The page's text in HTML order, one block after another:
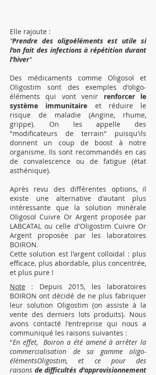
Elle rajoute :
"Prendre des oligoéléments est utile si
l’on fait des infections à répétition durant
l’hiver"
Des médicaments comme Oligosol et
Oligostim sont des exemples d'oligo-
éléments qui vont venir renforcer le
système immunitaire et réduire le
risque de maladie (Angine, rhume,
grippe). On les appelle des
"modificateurs de terrain" puisqu'ils
donnent un coup de boost à notre
organisme. Ils sont recommandés en cas
de convalescence ou de fatigue (état
asthénique).
Après revu des différentes options, il
existe une alternative d'autant plus
intéressante que la solution minérale
Oligosol Cuivre Or Argent proposée par
LABCATAL ou celle d'Oligostim Cuivre Or
Argent proposée par les laboratoires
BOIRON.
Cette solution est l'argent colloïdal : plus
efficace, plus abordable, plus concentrée,
et plus pure !
Note : Depuis 2015, les laboratoires
BOIRON ont décidé de ne plus fabriquer
leur solution Oligostim (on assiste à la
vente des derniers lots produits). Nous
avons contacté l'entreprise qui nous a
communiqué les raisons suivantes :
"En effet, Boiron a été amené à arrêter la
commercialisation de sa gamme oligo-
élémentsOligostim, et ce pour des
raisons de difficultés d'approvisionnement